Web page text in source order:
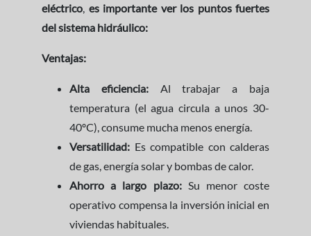
eléctrico, es importante ver los puntos fuertes
del sistema hidráulico:
Ventajas:
Alta eficiencia:Al trabajar a baja
temperatura (el agua circula a unos 30-
40ºC), consume mucha menos energía.
Versatilidad: Es compatible con calderas
de gas, energía solar y bombas de calor.
Ahorro a largo plazo:Su menor coste
operativo compensa la inversión inicial en
viviendas habituales.